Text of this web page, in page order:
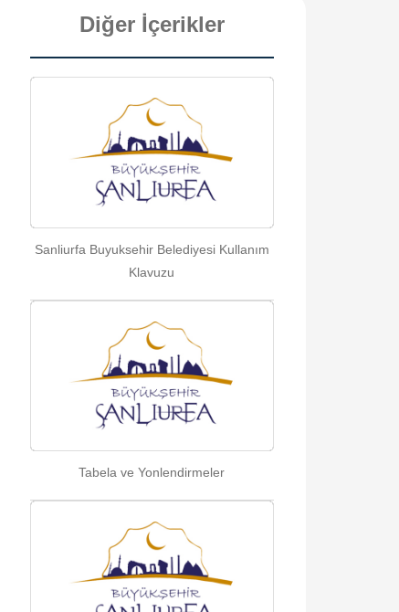
Diğer İçerikler
Sanliurfa Buyuksehir Belediyesi Kullanım
Klavuzu
Tabela ve Yonlendirmeler